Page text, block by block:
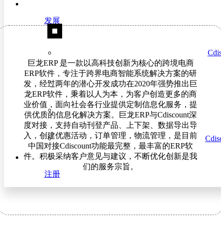
发展
注册
巨龙ERP 是一款以高科技创新为核心的跨境电商
ERP软件，专注于跨界电商智能系统解决方案的研
发，经过两年的潜心开发成功在2020年强势推出巨
龙ERP软件，秉着以人为本，为客户创造更多的商
业价值，面向社会各行业提供定制信息化服务，提
供优质的信息化解决方案。巨龙ERP与Cdiscount深
度对接，支持自动刊登产品、上下架、数据导出导
入，创建优惠活动，订单管理，物流管理，是目前
中国对接Cdiscount功能最完整，最丰富的ERP软
件。积极采纳客户意见与建议，不断优化创新是我
们的服务宗旨。